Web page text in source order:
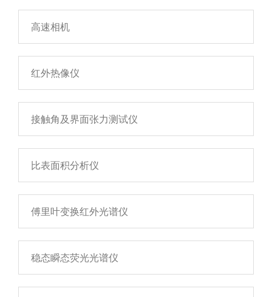
高速相机
红外热像仪
接触角及界面张力测试仪
比表面积分析仪
傅里叶变换红外光谱仪
稳态瞬态荧光光谱仪